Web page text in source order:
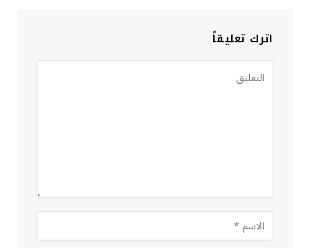
اترك تعليقاً